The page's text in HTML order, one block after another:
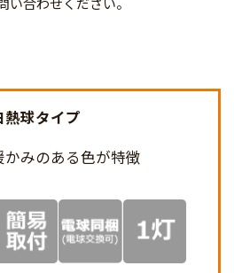
熱球タイプ
みのある色が特徴